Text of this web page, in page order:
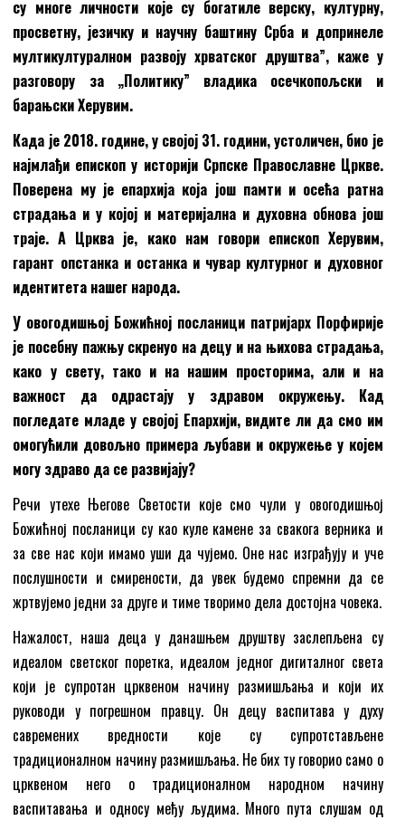
су многе личности које су богатиле верску, културну,
просветну, језичку и научну баштину Срба и допринеле
мултикултуралном развоју хрватског друштва”, каже у
разговору за „Политику” владика осечкопољски и
барањски Херувим.
Када је 2018. године, у својој 31. години, устоличен, био је
најмлађи епископ у историји Српске Православне Цркве.
Поверена му је епархија која још памти и осећа ратна
страдања и у којој и материјална и духовна обнова још
траје. А Црква је, како нам говори епископ Херувим,
гарант опстанка и останка и чувар културног и духовног
идентитета нашег народа.
У овогодишњој Божићној посланици патријарх Порфирије
је посебну пажњу скренуо на децу и на њихова страдања,
како у свету, тако и на нашим просторима, али и на
важност да одрастају у здравом окружењу. Кад
погледате младе у својој Епархији, видите ли да смо им
омогућили довољно примера љубави и окружење у којем
могу здраво да се развијају?
Речи утехе Његове Светости које смо чули у овогодишњој
Божићној посланици су као куле камене за свакога верника и
за све нас који имамо уши да чујемо. Оне нас изграђују и уче
послушности и смирености, да увек будемо спремни да се
жртвујемо једни за друге и тиме творимо дела достојна човека.
Нажалост, наша деца у данашњем друштву заслепљена су
идеалом светског поретка, идеалом једног дигиталног света
који је супротан црквеном начину размишљања и који их
руководи у погрешном правцу. Он децу васпитава у духу
савремених вредности које су супротстављене
традиционалном начину размишљања. Не бих ту говорио само о
црквеном него о традиционалном народном начину
васпитавања и односу међу људима. Много пута слушам од